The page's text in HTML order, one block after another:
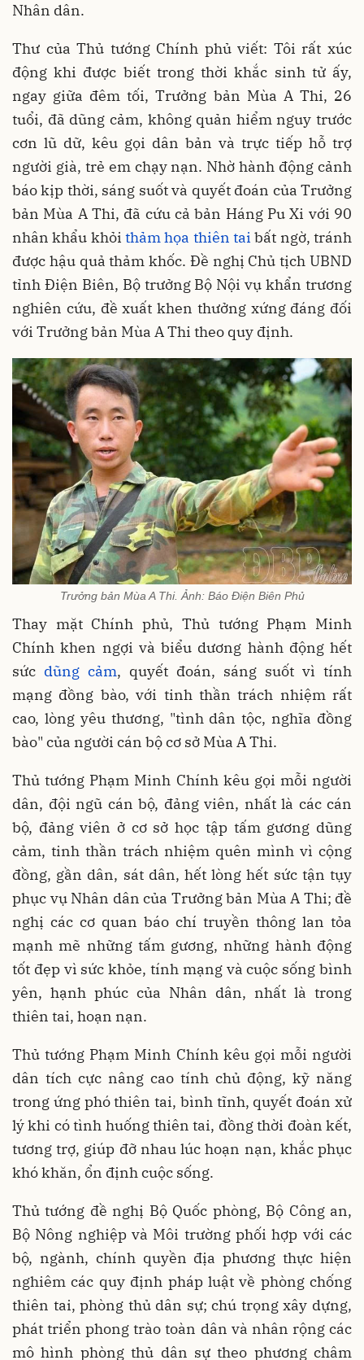
Nhân dân.
Thư của Thủ tướng Chính phủ viết: Tôi rất xúc
động khi được biết trong thời khắc sinh tử ấy,
ngay giữa đêm tối, Trưởng bản Mùa A Thi, 26
tuổi, đã dũng cảm, không quản hiểm nguy trước
cơn lũ dữ, kêu gọi dân bản và trực tiếp hỗ trợ
người già, trẻ em chạy nạn. Nhờ hành động cảnh
báo kịp thời, sáng suốt và quyết đoán của Trưởng
bản Mùa A Thi, đã cứu cả bản Háng Pu Xi với 90
nhân khẩu khỏi thảm họa thiên tai bất ngờ, tránh
được hậu quả thảm khốc. Đề nghị Chủ tịch UBND
tỉnh Điện Biên, Bộ trưởng Bộ Nội vụ khẩn trương
nghiên cứu, đề xuất khen thưởng xứng đáng đối
với Trưởng bản Mùa A Thi theo quy định.
Trưởng bản Mùa A Thi. Ảnh: Báo Điện Biên Phủ
Thay mặt Chính phủ, Thủ tướng Phạm Minh
Chính khen ngợi và biểu dương hành động hết
sức dũng cảm, quyết đoán, sáng suốt vì tính
mạng đồng bào, với tinh thần trách nhiệm rất
cao, lòng yêu thương, "tình dân tộc, nghĩa đồng
bào" của người cán bộ cơ sở Mùa A Thi.
Thủ tướng Phạm Minh Chính kêu gọi mỗi người
dân, đội ngũ cán bộ, đảng viên, nhất là các cán
bộ, đảng viên ở cơ sở học tập tấm gương dũng
cảm, tinh thần trách nhiệm quên mình vì cộng
đồng, gần dân, sát dân, hết lòng hết sức tận tụy
phục vụ Nhân dân của Trưởng bản Mùa A Thi; đề
nghị các cơ quan báo chí truyền thông lan tỏa
mạnh mẽ những tấm gương, những hành động
tốt đẹp vì sức khỏe, tính mạng và cuộc sống bình
yên, hạnh phúc của Nhân dân, nhất là trong
thiên tai, hoạn nạn.
Thủ tướng Phạm Minh Chính kêu gọi mỗi người
dân tích cực nâng cao tính chủ động, kỹ năng
trong ứng phó thiên tai, bình tĩnh, quyết đoán xử
lý khi có tình huống thiên tai, đồng thời đoàn kết,
tương trợ, giúp đỡ nhau lúc hoạn nạn, khắc phục
khó khăn, ổn định cuộc sống.
Thủ tướng đề nghị Bộ Quốc phòng, Bộ Công an,
Bộ Nông nghiệp và Môi trường phối hợp với các
bộ, ngành, chính quyền địa phương thực hiện
nghiêm các quy định pháp luật về phòng chống
thiên tai, phòng thủ dân sự; chú trọng xây dựng,
phát triển phong trào toàn dân và nhân rộng các
mô hình phòng thủ dân sự theo phương châm